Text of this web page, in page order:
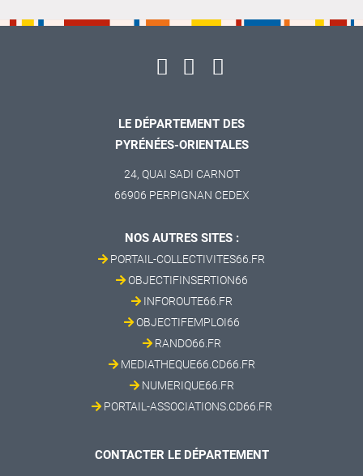
LE DÉPARTEMENT DES
PYRÉNÉES-ORIENTALES
24, QUAI SADI CARNOT
66906 PERPIGNAN CEDEX
NOS AUTRES SITES :
PORTAIL-COLLECTIVITES66.FR
OBJECTIFINSERTION66
INFOROUTE66.FR
OBJECTIFEMPLOI66
RANDO66.FR
MEDIATHEQUE66.CD66.FR
NUMERIQUE66.FR
PORTAIL-ASSOCIATIONS.CD66.FR
CONTACTER LE DÉPARTEMENT